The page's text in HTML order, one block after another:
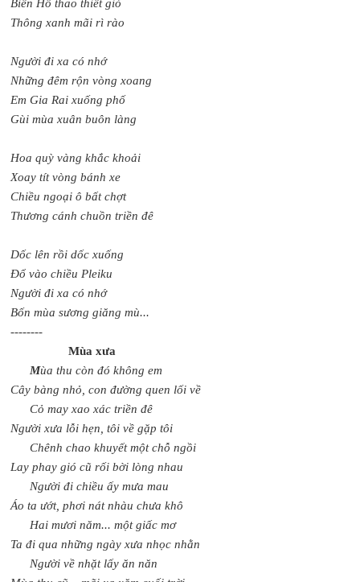
Biển Hồ thao thiết gió
Thông xanh mãi rì rào
Người đi xa có nhớ
Những đêm rộn vòng xoang
Em Gia Rai xuống phố
Gùi mùa xuân buôn làng
Hoa quỳ vàng khắc khoải
Xoay tít vòng bánh xe
Chiều ngoại ô bất chợt
Thương cánh chuồn triền đê
Dốc lên rồi dốc xuống
Đổ vào chiều Pleiku
Người đi xa có nhớ
Bốn mùa sương giăng mù...
--------
Mùa xưa
Mùa thu còn đó không em
Cây bàng nhỏ, con đường quen lối về
Cỏ may xao xác triền đê
Người xưa lỗi hẹn, tôi về gặp tôi
Chênh chao khuyết một chỗ ngồi
Lay phay gió cũ rối bời lòng nhau
Người đi chiều ấy mưa mau
Áo ta ướt, phơi nát nhàu chưa khô
Hai mươi năm... một giấc mơ
Ta đi qua những ngày xưa nhọc nhằn
Người về nhặt lấy ăn năn